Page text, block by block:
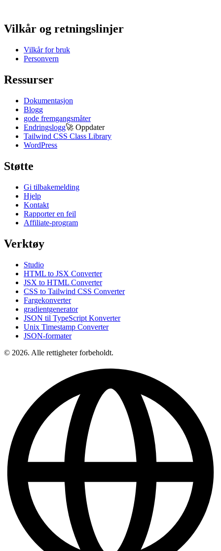
Vilkår og retningslinjer
Vilkår for bruk
Personvern
Ressurser
Dokumentasjon
Blogg
gode fremgangsmåter
Endringslogg🚀 Oppdater
Tailwind CSS Class Library
WordPress
Støtte
Gi tilbakemelding
Hjelp
Kontakt
Rapporter en feil
Affiliate-program
Verktøy
Studio
HTML to JSX Converter
JSX to HTML Converter
CSS to Tailwind CSS Converter
Fargekonverter
gradientgenerator
JSON til TypeScript Konverter
Unix Timestamp Converter
JSON-formater
© 2026. Alle rettigheter forbeholdt.